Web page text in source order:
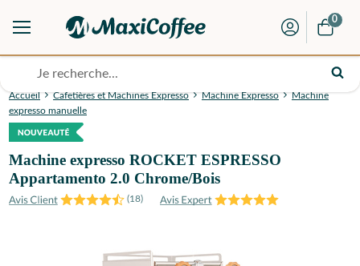
0
Accueil Cafetières et Machines Expresso Machine Expresso
Machine
expresso manuelle
Machine expresso ROCKET ESPRESSO
Appartamento 2.0 Chrome/Bois
(18)